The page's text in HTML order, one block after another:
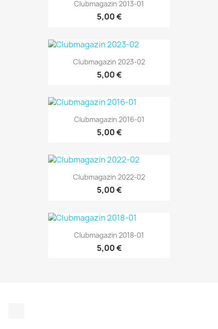
Clubmagazin 2013-01
5,00 €
Clubmagazin 2023-02
5,00 €
Clubmagazin 2016-01
5,00 €
Clubmagazin 2022-02
5,00 €
Clubmagazin 2018-01
5,00 €